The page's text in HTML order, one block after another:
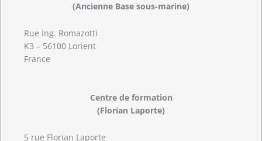
(Ancienne Base sous-marine)
Rue Ing. Romazotti
K3 – 56100 Lorient
France
Centre de formation
(Florian Laporte)
5 rue Florian Laporte